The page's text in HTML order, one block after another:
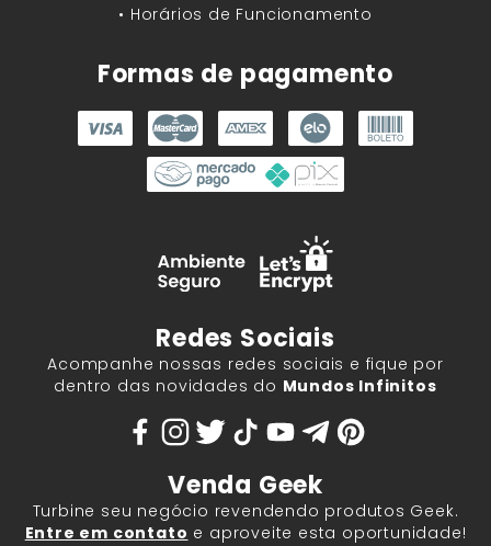
• Horários de Funcionamento
Formas de pagamento
Redes Sociais
Acompanhe nossas redes sociais e fique por
dentro das novidades do Mundos Infinitos
Venda Geek
Turbine seu negócio revendendo produtos Geek.
Entre em contato e aproveite esta oportunidade!